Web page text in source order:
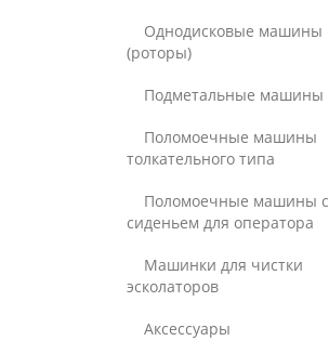
Однодисковые машины
(роторы)
Подметальные машины
Поломоечные машины
толкательного типа
Поломоечные машины с
сиденьем для оператора
Машинки для чистки
эсколаторов
Аксессуары